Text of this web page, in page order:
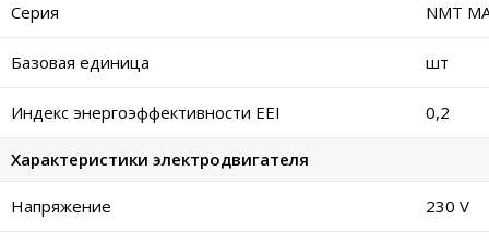
Серия NMT
Базовая единица шт
Индекс энергоэффективности EEI 0,2
Характеристики электродвигателя
Напряжение 230 V